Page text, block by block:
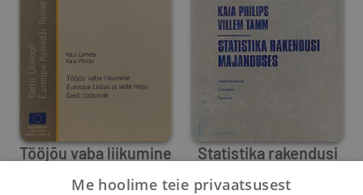
Tööjõu vaba liikumine
Euroopa Liidus ja
Statistika rakendusi
majanduses
Me hoolime teie privaatsusest